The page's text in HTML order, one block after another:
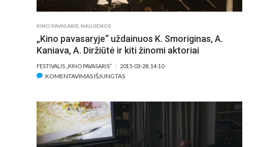
KINO PAVASARIS,NAUJIENOS
„Kino pavasaryje“ uždainuos K. Smoriginas, A.
Kaniava, A. Diržiūtė ir kiti žinomi aktoriai
FESTIVALIS „KINO PAVASARIS“ 2015-03-28, 14:10
KOMENTAVIMAS IŠJUNGTASĮRAŠE
K.
SMORIGINAS,